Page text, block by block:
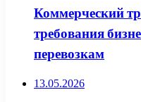
Коммерческий
требования
перевозкам
13.05.2026